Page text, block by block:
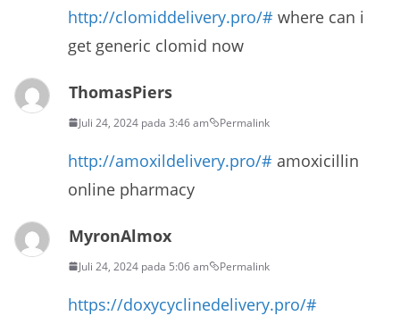
http://clomiddelivery.pro/# where can i
get generic clomid now
ThomasPiers
Juli 24, 2024 pada 3:46 am Permalink
http://amoxildelivery.pro/# amoxicillin
online pharmacy
MyronAlmox
Juli 24, 2024 pada 5:06 am Permalink
https://doxycyclinedelivery.pro/#